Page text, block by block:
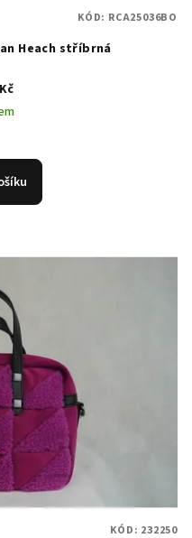
Heach stříbrná
KÓD: RCA25036BO
KÓD: 232250